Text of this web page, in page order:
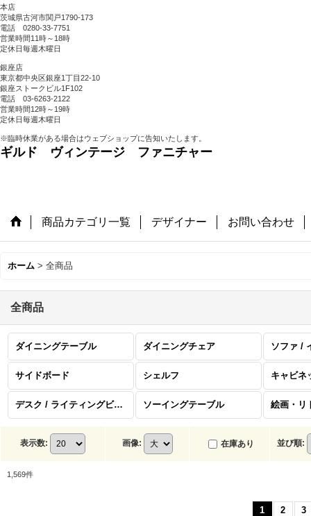
本店
茨城県古河市関戸1790-173
電話 0280-33-7751
営業時間11時～18時
定休日毎週木曜日
銀座店
東京都中央区銀座1丁目22-10
銀座ストークビル1F102
電話 03-6263-2122
営業時間12時～19時
定休日毎週木曜日
※臨時休業がある場合はウェブショップに告知いたします。
ギルド ヴィンテージ ファニチャー
商品カテゴリ一覧 デザイナー お問い合わせ
ホーム > 全商品
全商品
ダイニングテーブル ダイニングチェア ソファ /
サイドボード シェルフ キャビネ
デスク / ライティングビューロー ソーイングテーブル
表示数: 画像: 在庫あり 並び順:
1,569件
1 2 3